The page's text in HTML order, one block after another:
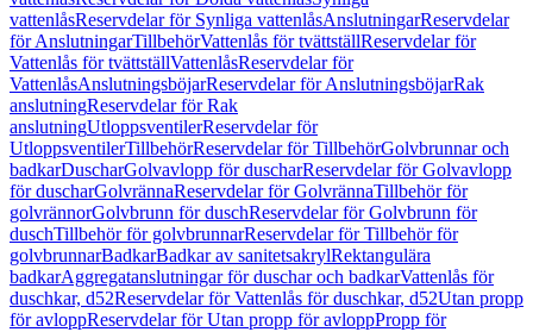
vattenlåsReservdelar för Synliga vattenlåsAnslutningarReservdelar
för AnslutningarTillbehörVattenlås för tvättställReservdelar för
Vattenlås för tvättställVattenlåsReservdelar för
VattenlåsAnslutningsböjarReservdelar för AnslutningsböjarRak
anslutningReservdelar för Rak
anslutningUtloppsventilerReservdelar för
UtloppsventilerTillbehörReservdelar för TillbehörGolvbrunnar och
badkarDuscharGolvavlopp för duscharReservdelar för Golvavlopp
för duscharGolvrännaReservdelar för GolvrännaTillbehör för
golvrännorGolvbrunn för duschReservdelar för Golvbrunn för
duschTillbehör för golvbrunnarReservdelar för Tillbehör för
golvbrunnarBadkarBadkar av sanitetsakrylRektangulära
badkarAggregatanslutningar för duschar och badkarVattenlås för
duschkar, d52Reservdelar för Vattenlås för duschkar, d52Utan propp
för avloppReservdelar för Utan propp för avloppPropp för